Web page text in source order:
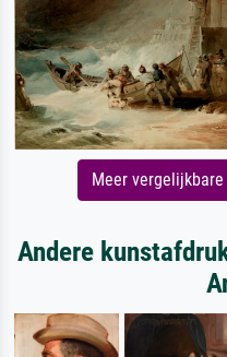
Meer
Andere